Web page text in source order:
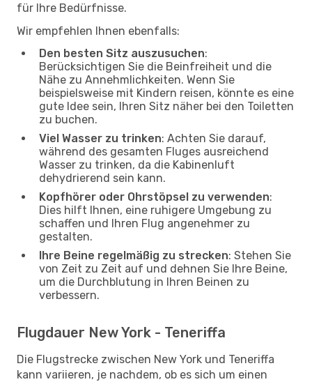
für Ihre Bedürfnisse.
Wir empfehlen Ihnen ebenfalls:
Den besten Sitz auszusuchen:
Berücksichtigen Sie die Beinfreiheit und die
Nähe zu Annehmlichkeiten. Wenn Sie
beispielsweise mit Kindern reisen, könnte es eine
gute Idee sein, Ihren Sitz näher bei den Toiletten
zu buchen.
Viel Wasser zu trinken: Achten Sie darauf,
während des gesamten Fluges ausreichend
Wasser zu trinken, da die Kabinenluft
dehydrierend sein kann.
Kopfhörer oder Ohrstöpsel zu verwenden:
Dies hilft Ihnen, eine ruhigere Umgebung zu
schaffen und Ihren Flug angenehmer zu
gestalten.
Ihre Beine regelmäßig zu strecken: Stehen Sie
von Zeit zu Zeit auf und dehnen Sie Ihre Beine,
um die Durchblutung in Ihren Beinen zu
verbessern.
Flugdauer New York - Teneriffa
Die Flugstrecke zwischen New York und Teneriffa
kann variieren, je nachdem, ob es sich um einen